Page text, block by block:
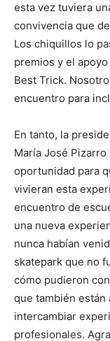
esta vez tuviera
convivencia que
Los chiquillos lo
premios y el apoyo
Best Trick.
encuentro para
En tanto, la
María José
oportunidad para
vivieran esta
encuentro de
una nueva
nunca habían
skatepark que no
cómo pudieron
que también están
intercambiar
profesionales.